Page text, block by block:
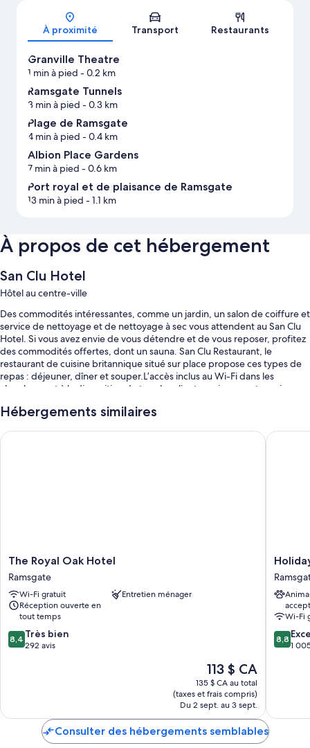
Carte
À proximité Transport Restaurants
Granville Theatre
1 min à pied - 0.2 km
Ramsgate Tunnels
3 min à pied - 0.3 km
Plage de Ramsgate
4 min à pied - 0.4 km
Albion Place Gardens
7 min à pied - 0.6 km
Port royal et de plaisance de Ramsgate
13 min à pied - 1.1 km
À propos de cet hébergement
San Clu Hotel
Hôtel au centre-ville
Des commodités intéressantes, comme un jardin, un salon de coiffure et
service de nettoyage et de nettoyage à sec vous attendent au San Clu
Hotel. Si vous avez envie de vous détendre et de vous reposer, profitez
des commodités offertes, dont un sauna. San Clu Restaurant, le
restaurant de cuisine britannique situé sur place propose ces types de
repas : déjeuner, dîner et souper.L’accès inclus au Wi-Fi dans les
chambres est à la disposition de tous les clients, qui peuvent aussi
physique.
Parmi les autres avantages offerts à Hôtel, notons :
Toutes les chambres à l’hébergement San Clu Hotel offrent des
commodités comme un espace de travail pour ordinateurs portables et
le réglage de la climatisation, ainsi que des avantages comme l’accès
inclus au Wi-Fi et de l’eau embouteillée gratuite.
D’autres commodités offertes dans toutes les chambres comprennent :
Des sachets de thé et du café soluble gratuits et des bouilloires
Des salles de bain avec un séchoir à cheveux
Des garde-robes ou placards, un système de chauffage et
Hébergements similaires
The
Royal
Oak
Hotel
Ramsgate
The Royal Oak Hotel
Ramsgate
Wi-Fi gratuit
Entretien ménager
Réception ouverte en
tout temps
8.4
sur
8,4 Très bien
292 avis
Le
prix
est
de
113 $ CA
113 $ CA
135 $ CA au total
(taxes et frais compris)
Du 2 sept. au 3 sept.
The Royal Oak Hotel
Holiday
Inn
Express
Minster
by
IHG
Wi-Fi
8.8
sur
8,8
1
Holiday
Consulter des hébergements semblables